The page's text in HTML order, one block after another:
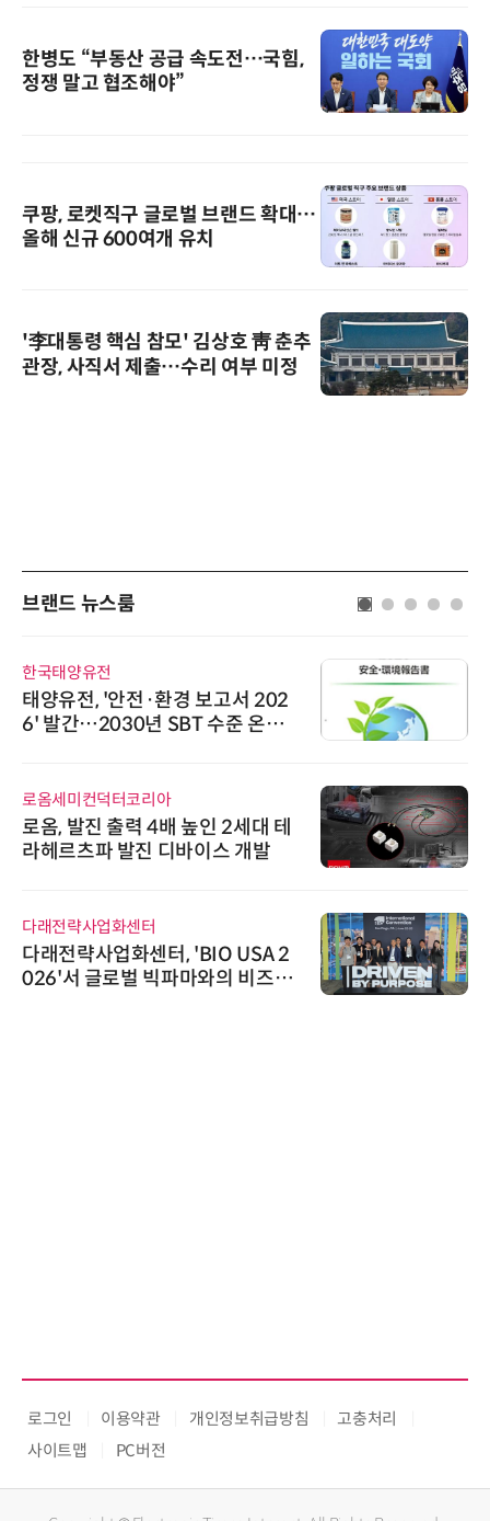
한병도 “부동산 공급 속도전…국힘,
정쟁 말고 협조해야”
쿠팡, 로켓직구 글로벌 브랜드 확대…
올해 신규 600여개 유치
'李대통령 핵심 참모' 김상호 靑 춘추
관장, 사직서 제출…수리 여부 미정
브랜드 뉴스룸
한국태양유전
태양유전, '안전·환경 보고서 202
6' 발간…2030년 SBT 수준 온실
로옴세미컨덕터코리아
로옴, 발진 출력 4배 높인 2세대 테
라헤르츠파 발진 디바이스 개발
다래전략사업화센터
다래전략사업화센터, 'BIO USA 2
026'서 글로벌 빅파마와의 비즈니
로그인 이용약관 개인정보취급방침
고충처리
사이트맵
PC버전